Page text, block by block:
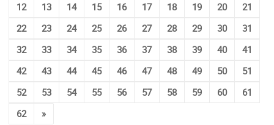
12
13 14 15 16 17 18 19 20
21
22
23 24 25 26 27 28 29 30
31
32
33 34 35 36 37 38 39 40
41
42
43 44 45 46 47 48 49 50
51
52
53 54 55 56 57 58 59 60
61
62
»